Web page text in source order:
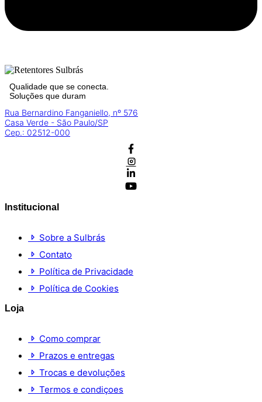
Qualidade que se conecta.
Soluções que duram
Rua Bernardino Fanganiello, nº 576
Casa Verde - São Paulo/SP
Cep.: 02512-000
Institucional
Sobre a Sulbrás
Contato
Política de Privacidade
Política de Cookies
Loja
Como comprar
Prazos e entregas
Trocas e devoluções
Termos e condiçoes